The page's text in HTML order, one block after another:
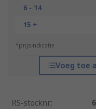
6 - 14
15 +
*prijsindicatie
Voeg toe
RS-stocknr.: